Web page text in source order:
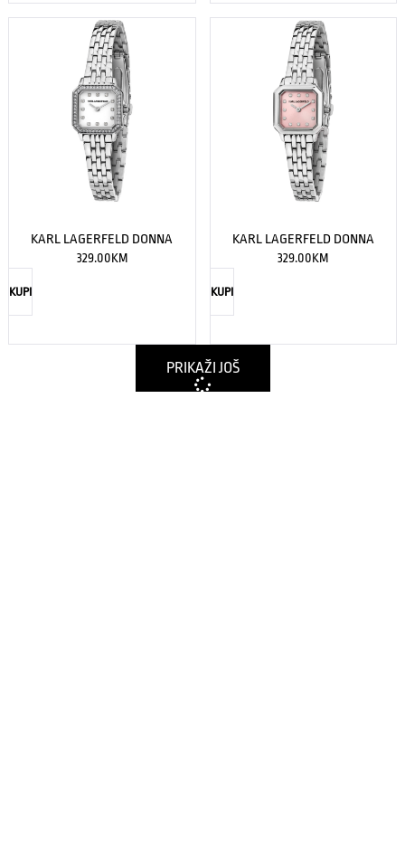
KARL LAGERFELD DONNA
329.00KM
KUPI
KARL LAGERFELD DONNA
329.00KM
KUPI
PRIKAŽI JOŠ